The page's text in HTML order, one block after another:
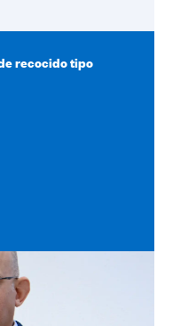
recocido tipo